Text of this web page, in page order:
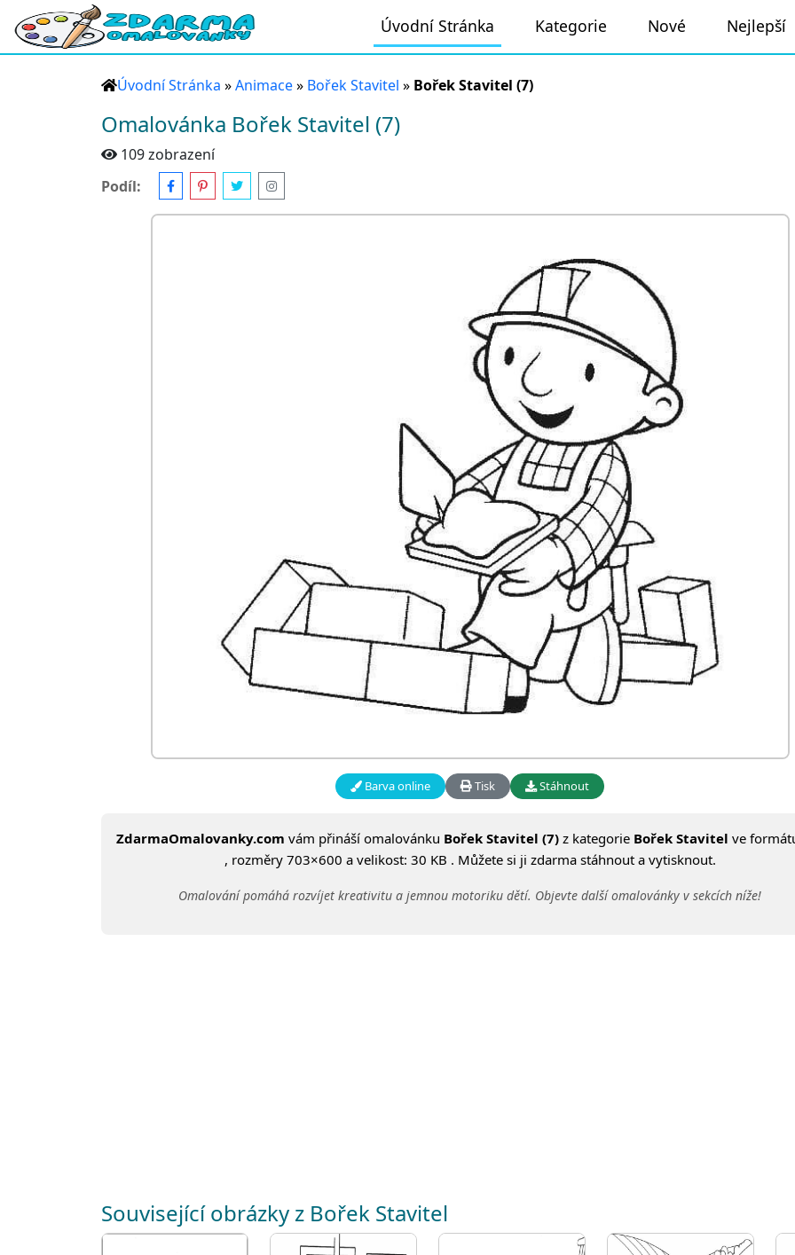
Úvodní Stránka Kategorie Nové Nejlepší
Úvodní Stránka »Animace» Bořek Stavitel » Bořek Stavitel (7)
Omalovánka Bořek Stavitel (7)
109 zobrazení
Podíl:
Barva online Tisk Stáhnout
ZdarmaOmalovanky.com vám přináší omalovánku Bořek Stavitel (7)z kategorie Bořek Stavitel ve
, rozměry 703×600 a velikost: 30 KB . Můžete si ji zdarma stáhnout a vytisknout.
Omalování pomáhá rozvíjet kreativitu a jemnou motoriku dětí. Objevte další omalovánky v sekcích níže!
Související obrázky z Bořek Stavitel